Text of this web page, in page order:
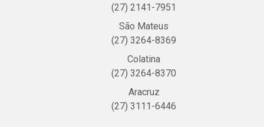
(27) 2141-7951
São Mateus
(27) 3264-8369
Colatina
(27) 3264-8370
Aracruz
(27) 3111-6446